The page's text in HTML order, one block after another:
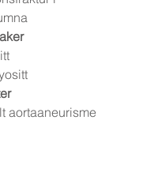
aortaaneurisme